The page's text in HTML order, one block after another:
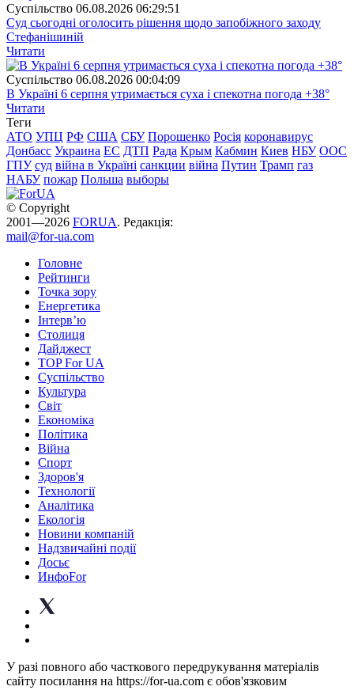
Суспiльство 06.08.2026 06:29:51
Суд сьогодні оголосить рішення щодо запобіжного заходу
Стефанішиній
Читати
Суспiльство 06.08.2026 00:04:09
В Україні 6 серпня утримається суха і спекотна погода +38°
Читати
Теги
АТО УПЦ РФ США СБУ Порошенко Росія коронавирус
Донбасс Украина ЕС ДТП Рада Крым Кабмин Киев НБУ ООС
ГПУ суд війна в Україні санкции війна Путин Трамп газ
НАБУ пожар Польша выборы
© Copyright
2001—2026 FORUA. Редакція:
mail@for-ua.com
Головне
Рейтинги
Точка зору
Енергетика
Інтерв’ю
Столиця
Дайджест
TOP For UA
Суспiльство
Культура
Світ
Економіка
Політика
Війна
Спорт
Здоров'я
Технології
Аналітика
Екологія
Новини компаній
Надзвичайні події
Досьє
ИнфоFor
У разі повного або часткового передрукування матеріалів
сайту посилання на https://for-ua.com є обов'язковим